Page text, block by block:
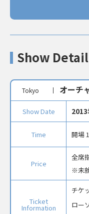
Show Detail
Tokyo オーチ
Show Date
Time 開場
Price
全席
未
Ticket
Information
チケ
ロー